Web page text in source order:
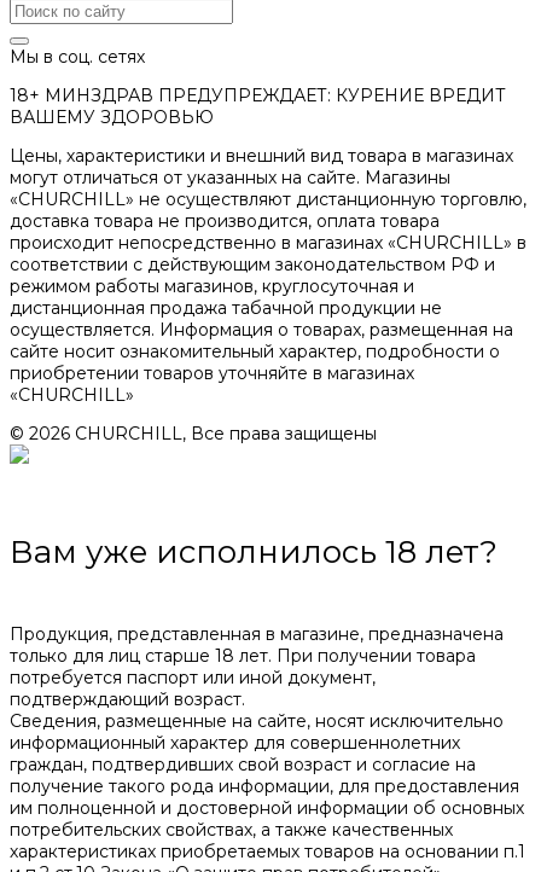
Мы в соц. сетях
18+ МИНЗДРАВ ПРЕДУПРЕЖДАЕТ: КУРЕНИЕ ВРЕДИТ
ВАШЕМУ ЗДОРОВЬЮ
Цены, характеристики и внешний вид товара в магазинах
могут отличаться от указанных на сайте. Магазины
«CHURCHILL» не осуществляют дистанционную торговлю,
доставка товара не производится, оплата товара
происходит непосредственно в магазинах «CHURCHILL» в
соответствии с действующим законодательством РФ и
режимом работы магазинов, круглосуточная и
дистанционная продажа табачной продукции не
осуществляется. Информация о товарах, размещенная на
сайте носит ознакомительный характер, подробности о
приобретении товаров уточняйте в магазинах
«CHURCHILL»
© 2026 CHURCHILL, Все права защищены
Вам уже исполнилось 18 лет?
Продукция, представленная в магазине, предназначена
только для лиц старше 18 лет. При получении товара
потребуется паспорт или иной документ,
подтверждающий возраст.
Сведения, размещенные на сайте, носят исключительно
информационный характер для совершеннолетних
граждан, подтвердивших свой возраст и согласие на
получение такого рода информации, для предоставления
им полноценной и достоверной информации об основных
потребительских свойствах, а также качественных
характеристиках приобретаемых товаров на основании п.1